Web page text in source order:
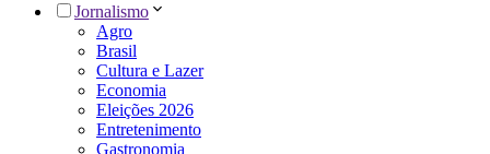
Jornalismo
Agro
Brasil
Cultura e Lazer
Economia
Eleições 2026
Entretenimento
Gastronomia